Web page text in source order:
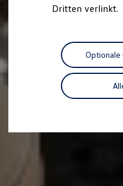
Service und
Motorenöl
Räder und
Pannen-
Economy
Zubehör
Dritten verlinkt.
Optionale